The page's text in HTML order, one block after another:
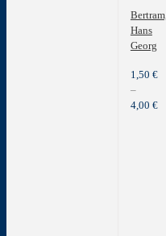
Bertram,
Hans
Georg
1,50 €
–
4,00 €